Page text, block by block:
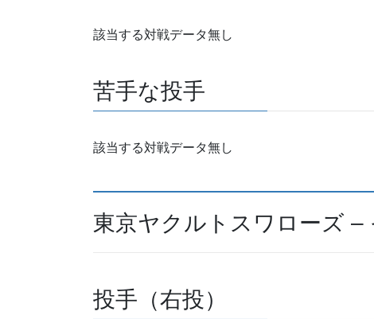
該当する対戦データ無し
苦手な投手
該当する対戦データ無し
東京ヤクルトスワローズ –
投手（右投）